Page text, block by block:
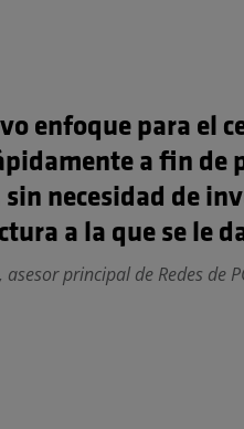
enfoque para el
a fin de
sin necesidad de
a la que se le
principal de Redes de